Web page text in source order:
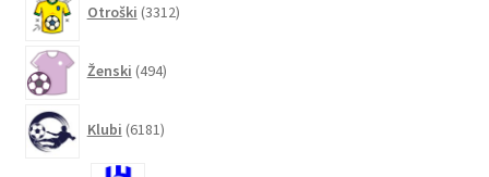
Otroški 3312izdelkov
Ženski 494izdelkov
Klubi 6181izdelkov